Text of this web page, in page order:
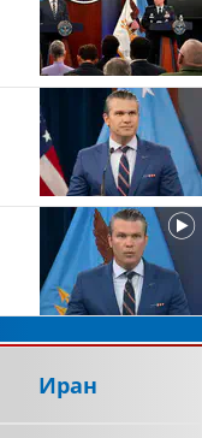
Иран